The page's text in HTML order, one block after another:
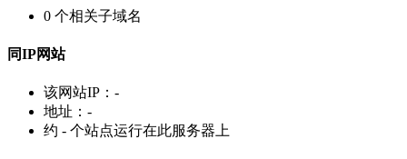
0 个相关子域名
同IP网站
该网站IP： -
地址： -
约 - 个站点运行在此服务器上